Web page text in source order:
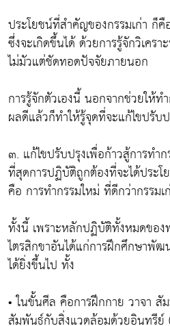
ประโยชน์ที่สำคัญของกรรมเก่า ก็คื
ซึ่งจะเกิดขึ้นได้ ด้วยการรู้จักวิเคร
ไม่มัวแต่ชัดทอดปัจจัยภายนอก
การรู้จักตัวเองนี้ นอกจากช่วยให้ท
ผลดีแล้วก็ทำให้รู้จุดที่จะแก้ไขปรับ
๓. แก้ไขปรับปรุงเพื่อก้าวสู้การท
ที่สุดการปฏิบัติถูกต้องที่จะได้ประโ
คือ การทำกรรมใหม่ ที่ดีกว่ากรรมเ
ทั้งนี้ เพราะหลักปฏิบัติทั้งหมดขอ
ไตรสิกขาอันได้แก่การฝึกศึกษาพั
ได้ยิ่งขึ้นไป ทั้ง
• ในขั้นศีล คือการฝึกกาย วาจา สั
สัมพันธ์กับสิ่งแวดล้อมด้วยอินทรีย์